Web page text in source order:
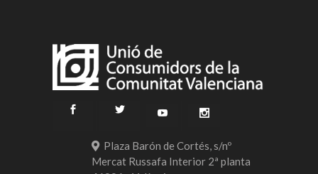
Plaza Barón de Cortés, s/nº
Mercat Russafa Interior 2ª planta